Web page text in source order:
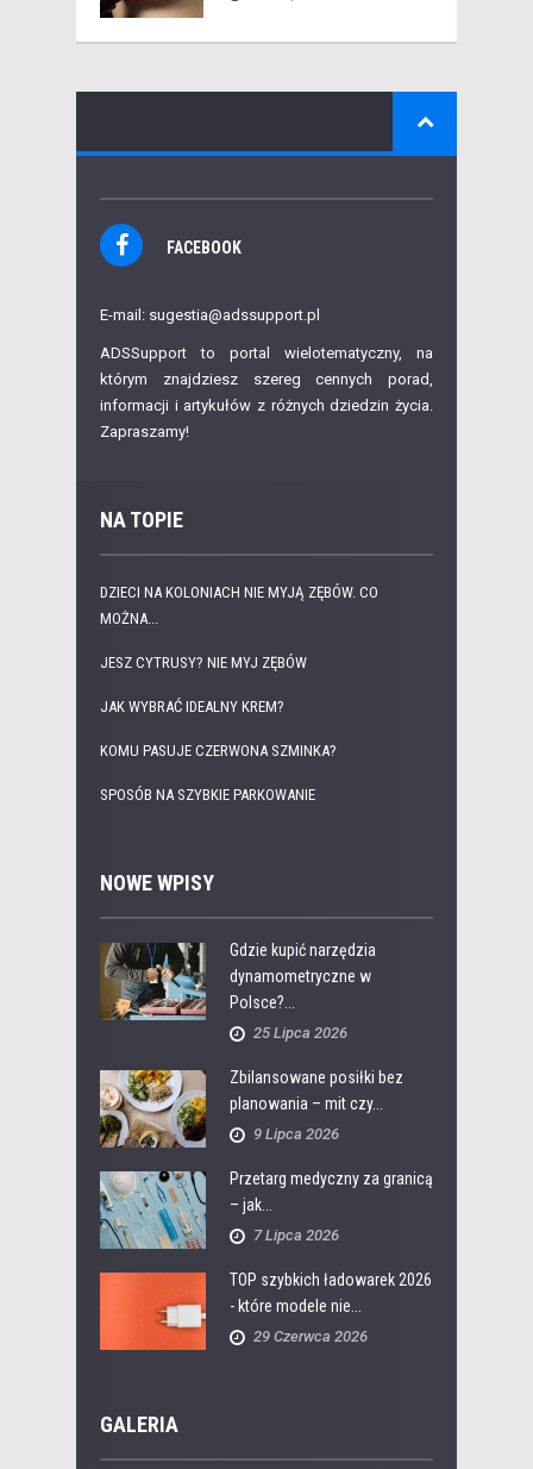
FACEBOOK
E-mail: sugestia@adssupport.pl
ADSSupport to portal wielotematyczny, na
którym znajdziesz szereg cennych porad,
informacji i artykułów z różnych dziedzin życia.
Zapraszamy!
NA TOPIE
DZIECI NA KOLONIACH NIE MYJĄ ZĘBÓW. CO
MOŻNA...
JESZ CYTRUSY? NIE MYJ ZĘBÓW
JAK WYBRAĆ IDEALNY KREM?
KOMU PASUJE CZERWONA SZMINKA?
SPOSÓB NA SZYBKIE PARKOWANIE
NOWE WPISY
Gdzie kupić narzędzia
dynamometryczne w
Polsce?...
25 Lipca 2026
Zbilansowane posiłki bez
planowania – mit czy...
9 Lipca 2026
Przetarg medyczny za granicą
– jak...
7 Lipca 2026
TOP szybkich ładowarek 2026
- które modele nie...
29 Czerwca 2026
GALERIA